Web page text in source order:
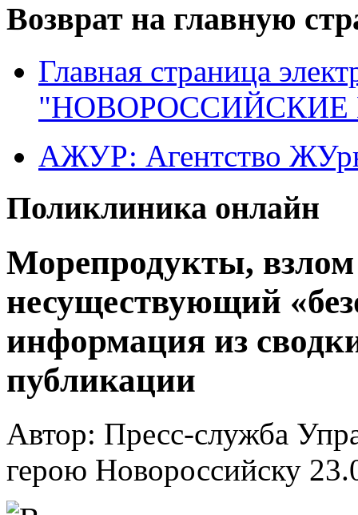
Возврат на главную
Главная страница
"НОВОРОССИЙСКИЕ
АЖУР: Агентство
Поликлиника онлайн
Морепродукты,
несуществующий
информация из
публикации
Автор: Пресс-служба
герою Новороссийску